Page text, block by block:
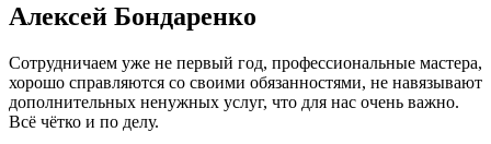
Алексей Бондаренко
Сотрудничаем уже не первый год, профессиональные мастера,
хорошо справляются со своими обязанностями, не навязывают
дополнительных ненужных услуг, что для нас очень важно.
Всё чётко и по делу.